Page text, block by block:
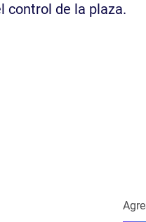
control de la plaza.